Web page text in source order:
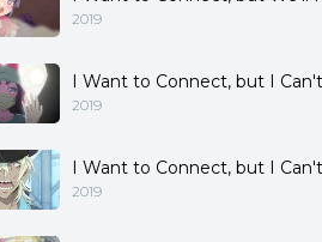
2019
I Want to Connect, but I
2019
I Want to Connect, but I Can't
2019